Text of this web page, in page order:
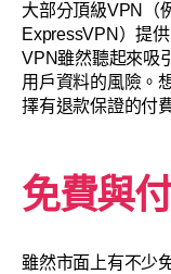
大部分頂級VPN（
ExpressVPN）提
VPN雖然聽起來吸
用戶資料的風險。
擇有退款保證的付
免費與
雖然市面上有不少